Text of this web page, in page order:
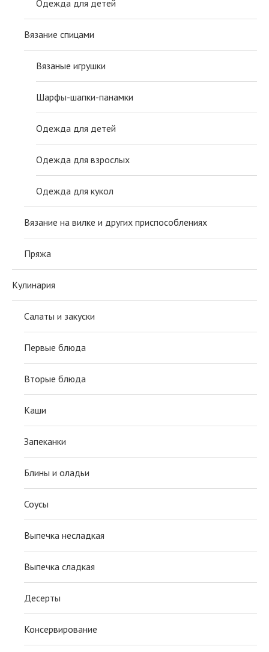
Одежда для детей
Вязание спицами
Вязаные игрушки
Шарфы-шапки-панамки
Одежда для детей
Одежда для взрослых
Одежда для кукол
Вязание на вилке и других приспособлениях
Пряжа
Кулинария
Салаты и закуски
Первые блюда
Вторые блюда
Каши
Запеканки
Блины и оладьи
Соусы
Выпечка несладкая
Выпечка сладкая
Десерты
Консервирование